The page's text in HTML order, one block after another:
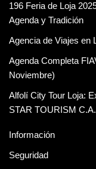
196 Feria de Loja
Agenda y Tradición
Agencia de Viajes en
Agenda Completa
Noviembre)
Alfolí City Tour Loja:
STAR TOURISM C.A.
Información
Seguridad